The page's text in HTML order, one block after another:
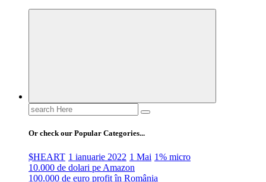
Search
for:
Or check our Popular Categories...
$HEART 1 ianuarie 2022 1 Mai 1% micro
10.000 de dolari pe Amazon
100.000 de euro profit în România